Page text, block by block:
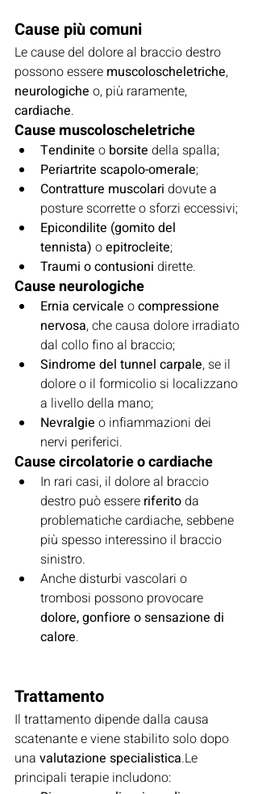
Cause più comuni
Le cause del dolore al braccio destro
possono essere muscoloscheletriche,
neurologiche o, più raramente,
cardiache.
Cause muscoloscheletriche
Tendinite o borsite della spalla;
Periartrite scapolo-omerale;
Contratture muscolari dovute a
posture scorrette o sforzi eccessivi;
Epicondilite (gomito del
tennista) o epitrocleite;
Traumi o contusioni dirette.
Cause neurologiche
Ernia cervicale o compressione
nervosa, che causa dolore irradiato
dal collo fino al braccio;
Sindrome del tunnel carpale, se il
dolore o il formicolio si localizzano
a livello della mano;
Nevralgie o infiammazioni dei
nervi periferici.
Cause circolatorie o cardiache
In rari casi, il dolore al braccio
destro può essere riferito da
problematiche cardiache, sebbene
più spesso interessino il braccio
sinistro.
Anche disturbi vascolari o
trombosi possono provocare
dolore, gonfiore o sensazione di
calore.
Trattamento
Il trattamento dipende dalla causa
scatenante e viene stabilito solo dopo
una valutazione specialistica.Le
principali terapie includono: